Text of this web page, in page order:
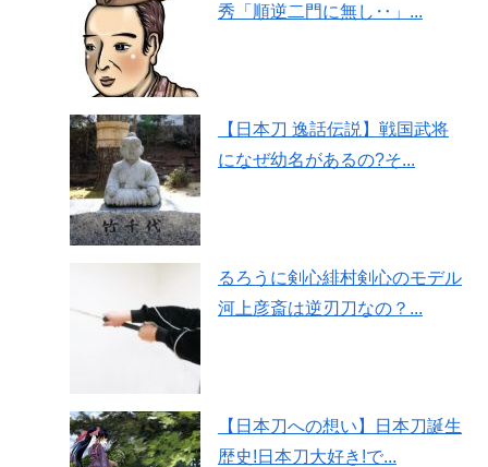
秀「順逆二門に無し‥」...
【日本刀 逸話伝説】戦国武将
になぜ幼名があるの?そ...
るろうに剣心緋村剣心のモデル
河上彦斎は逆刃刀なの？...
【日本刀への想い】日本刀誕生
歴史!日本刀大好き!で...